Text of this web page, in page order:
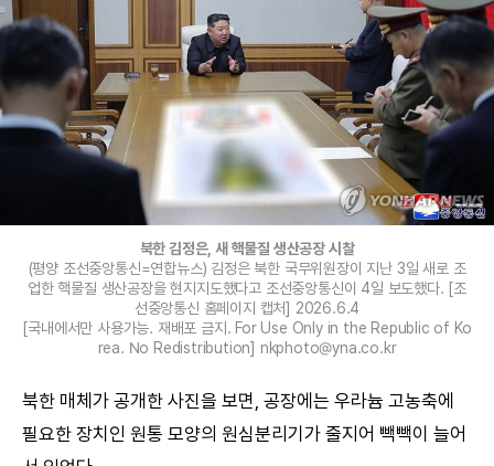
북한 김정은, 새 핵물질 생산공장 시찰
(평양 조선중앙통신=연합뉴스) 김정은 북한 국무위원장이 지난 3일 새로 조
업한 핵물질 생산공장을 현지지도했다고 조선중앙통신이 4일 보도했다. [조
선중앙통신 홈페이지 캡처] 2026.6.4
[국내에서만 사용가능. 재배포 금지. For Use Only in the Republic of Ko
rea. No Redistribution] nkphoto@yna.co.kr
북한 매체가 공개한 사진을 보면, 공장에는 우라늄 고농축에
필요한 장치인 원통 모양의 원심분리기가 줄지어 빽빽이 늘어